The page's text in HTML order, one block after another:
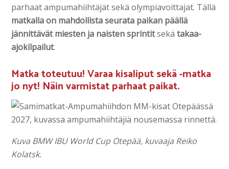
parhaat ampumahiihtäjät sekä olympiavoittajat. Tällä
matkalla on mahdollista seurata paikan päällä
jännittävät miesten ja naisten sprintitsekätakaa-
ajokilpailut.
Matka toteutuu! Varaa kisaliput sekä -matka
jo nyt! Näin varmistat parhaat paikat.
Kuva BMW IBU World Cup Otepää, kuvaaja Reiko
Kolatsk.